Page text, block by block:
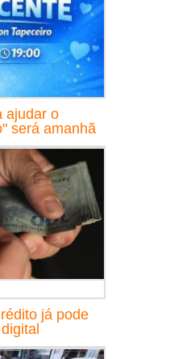
ajudar o
será amanhã
já pode